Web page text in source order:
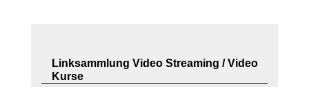
Linksammlung Video Streaming / Video
Kurse